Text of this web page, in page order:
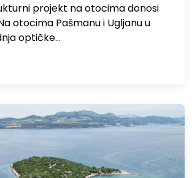
projekt na otocima donosi
otocima Pašmanu i Ugljanu u
optičke…